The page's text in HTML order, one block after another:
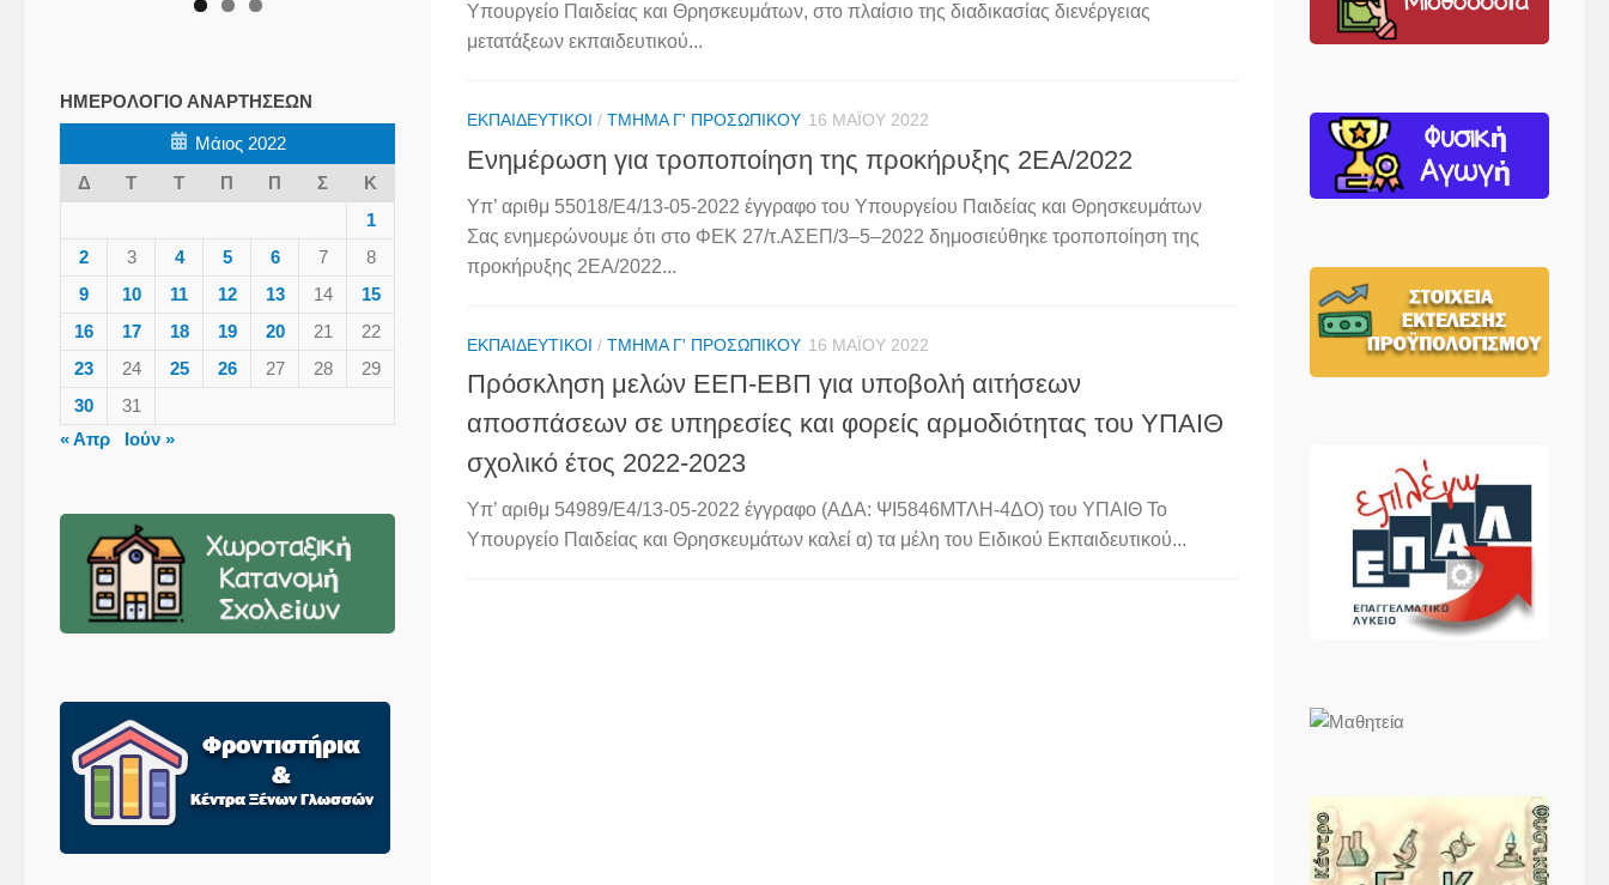
Υπουργείο Παιδείας και Θρησκευμάτων, στο πλαίσιο της διαδικασίας διενέργειας
μετατάξεων εκπαιδευτικού...
ΕΚΠΑΙΔΕΥΤΙΚΟΊ / ΤΜΉΜΑ Γ' ΠΡΟΣΩΠΙΚΟΎ 16 ΜΑΪ́ΟΥ 2022
Ενημέρωση για τροποποίηση της προκήρυξης 2ΕΑ/2022
Υπ’ αριθμ 55018/Ε4/13-05-2022 έγγραφο του Υπουργείου Παιδείας και Θρησκευμάτων
Σας ενημερώνουμε ότι στο ΦΕΚ 27/τ.ΑΣΕΠ/3–5–2022 δημοσιεύθηκε τροποποίηση της
προκήρυξης 2ΕΑ/2022...
ΕΚΠΑΙΔΕΥΤΙΚΟΊ / ΤΜΉΜΑ Γ' ΠΡΟΣΩΠΙΚΟΎ 16 ΜΑΪ́ΟΥ 2022
Πρόσκληση μελών ΕΕΠ-ΕΒΠ για υποβολή αιτήσεων
αποσπάσεων σε υπηρεσίες και φορείς αρμοδιότητας του ΥΠΑΙΘ
σχολικό έτος 2022-2023
Υπ’ αριθμ 54989/Ε4/13-05-2022 έγγραφο (ΑΔΑ: ΨΙ5846ΜΤΛΗ-4ΔΟ) του ΥΠΑΙΘ Το
Υπουργείo Παιδείας και Θρησκευμάτων καλεί α) τα μέλη του Ειδικού Εκπαιδευτικού...
ΗΜΕΡΟΛΌΓΙΟ ΑΝΑΡΤΉΣΕΩΝ
Μάιος 2022
Δ
Τ Τ Π Π Σ
Κ
1
2
3 4 5 6 7
8
9
10 11 12 13 14
15
16
17 18 19 20 21
22
23
24 25 26 27 28
29
30
31
« Απρ
Ιούν »